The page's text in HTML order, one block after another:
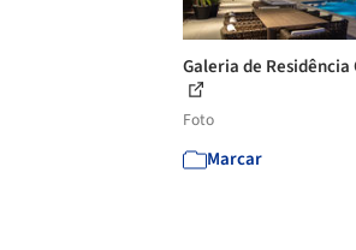
Galeria de
Foto
Marcar